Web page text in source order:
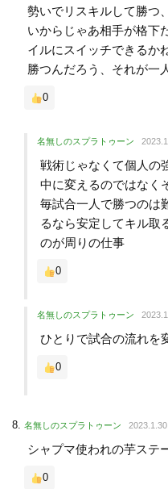
勢いでリスキルして勝つ
いからじゃあ相手が格下
イルにスイッチできるか
勝つんだろう、それが一
0
名無しのスプラトゥーン
戦術じゃなくて個人の
中に変えるのではなく
毎試合一人で勝つのは
るなら安定してキル取
のが周りの仕事
0
名無しのスプラトゥーン
ひとりで試合の流れを
0
名無しのスプラトゥーン
シャプマ使われの芋ステ
0